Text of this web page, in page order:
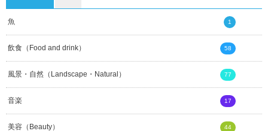
魚 1
飲食（Food and drink） 58
風景・自然（Landscape・Natural） 77
音楽 17
美容（Beauty） 44